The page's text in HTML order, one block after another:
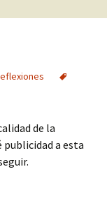
de la
publicidad a esta